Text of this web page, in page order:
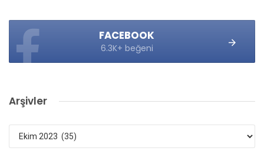
FACEBOOK
6.3K+ beğeni
Arşivler
Arşivler